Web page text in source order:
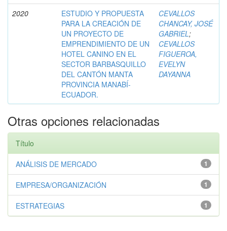
2020
ESTUDIO Y PROPUESTA
PARA LA CREACIÓN DE
UN PROYECTO DE
EMPRENDIMIENTO DE UN
HOTEL CANINO EN EL
SECTOR BARBASQUILLO
DEL CANTÓN MANTA
PROVINCIA MANABÍ-
ECUADOR.
CEVALLOS
CHANCAY, JOSÉ
GABRIEL;
CEVALLOS
FIGUEROA,
EVELYN
DAYANNA
Otras opciones relacionadas
Título
1
ANÁLISIS DE MERCADO
1
EMPRESA/ORGANIZACIÓN
1
ESTRATEGIAS